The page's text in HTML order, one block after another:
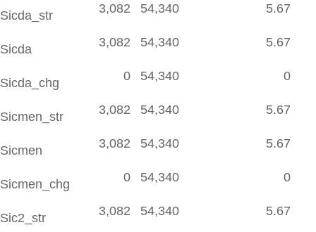
Sicda_str 3,082 54,340 5.67
Sicda 3,082 54,340 5.67
Sicda_chg 0 54,340 0
Sicmen_str 3,082 54,340 5.67
Sicmen 3,082 54,340 5.67
Sicmen_chg 0 54,340 0
Sic2_str 3,082 54,340 5.67